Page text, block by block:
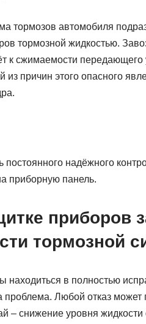
тормозов автомобиля
тормозной жидкостью.
к сжимаемости передающего
из причин этого опасного
надёжного
приборную панель.
приборов
тормозной
находиться в полностью
проблема. Любой отказ может
– снижение уровня